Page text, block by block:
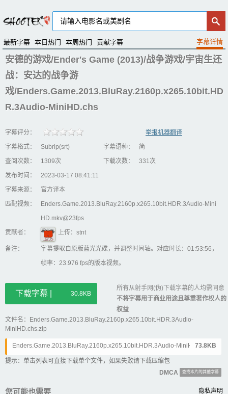
最新字幕 本日热门 本周热门 贡献字幕
安德的游戏/Ender's Game (2013)/战争游戏/宇宙生还
战：安达的战争游
戏/Enders.Game.2013.BluRay.2160p.x265.10bit.HD
R.3Audio-MiniHD.chs
字幕评分：
举报机器翻译
字幕格式：
Subrip(srt) 字幕语种：
简
查阅次数：
1309次 下载次数：
331次
发布时间：
2023-03-17 08:41:11
字幕来源：
官方译本
匹配视频：
Enders.Game.2013.BluRay.2160p.x265.10bit.HDR.3Audio-Mini
HD.mkv@23fps
贡献者：
上传：stnt
备注：
字幕提取自原版蓝光光碟，并调整时间轴。对应时长：01:53:56，
帧率：23.976 fps的版本视频。
下载字幕 | 30.8KB
所有从射手网(伪)下载字幕的人均需同意
不将字幕用于商业用途且尊重著作权人的
权益
文件名：Enders.Game.2013.BluRay.2160p.x265.10bit.HDR.3Audio-
MiniHD.chs.zip
Enders.Game.2013.BluRay.2160p.x265.10bit.HDR.3Audio-MiniHD.chs.sr
t
73.8KB
提示：单击列表可直接下载单个文件，如果失败请下载压缩包
DMCA
查找本片的其他字幕
您可能也需要 隐私声明